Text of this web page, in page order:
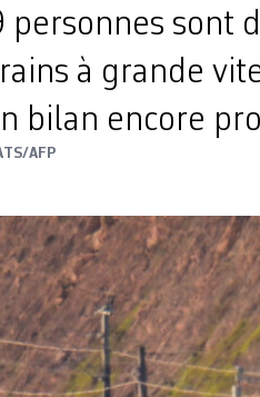
sont
à grande
bilan encore
AFP